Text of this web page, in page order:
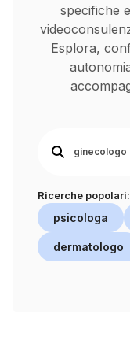
specifiche
Esplora,
Ricerche popolari:
psicologa
dermatologo